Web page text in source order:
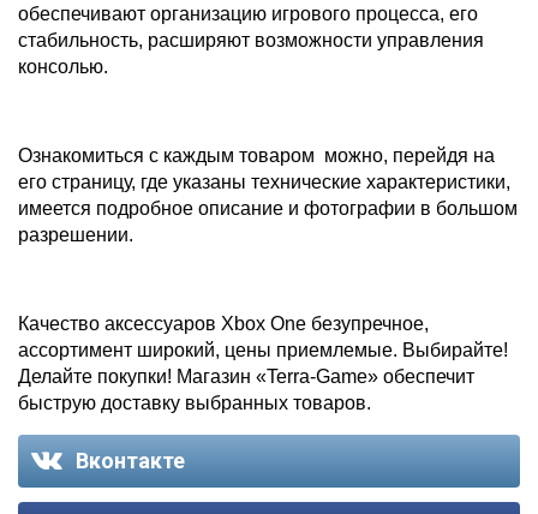
обеспечивают организацию игрового процесса, его
стабильность, расширяют возможности управления
консолью.
Ознакомиться с каждым товаром можно, перейдя на
его страницу, где указаны технические характеристики,
имеется подробное описание и фотографии в большом
разрешении.
Качество аксессуаров Xbox One безупречное,
ассортимент широкий, цены приемлемые. Выбирайте!
Делайте покупки! Магазин «Terra-Game» обеспечит
быструю доставку выбранных товаров.
Вконтакте